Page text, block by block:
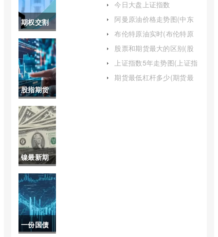
期权交割
日波动(期
权交割日
波动大原
因)
股指期货
的交割日
是哪个日
子(股指期
货交割日
和期权交
割日)
镍最新期
货价格行
情(镍期货
实时行情
最新)
一份国债
今日大盘上证指数
实时行情)
阿曼原油价格走势图(中东
布伦特原油实时(布伦特原
股票和期货最大的区别(股
上证指数5年走势图(上证指
期货最低杠杆多少(期货最